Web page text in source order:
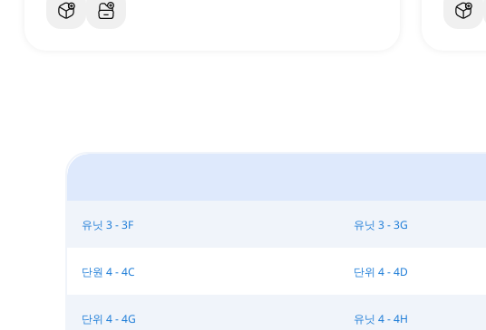
유닛 3 - 3F 유닛 3 - 3G
단원 4 - 4C 단위 4 - 4D
단위 4 - 4G 유닛 4 - 4H